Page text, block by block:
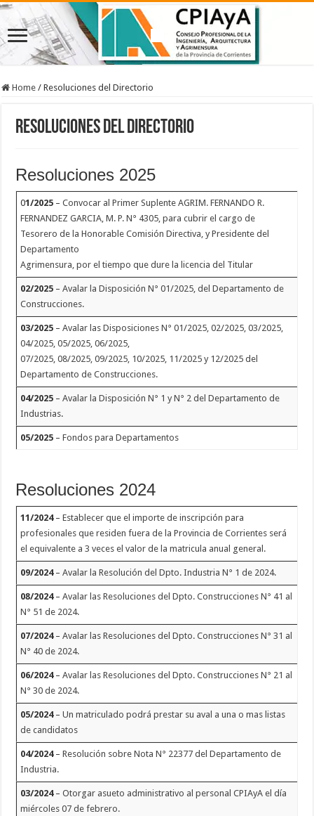
Home / Resoluciones del Directorio
Resoluciones del Directorio
Resoluciones 2025
01/2025 –Convocar al Primer Suplente AGRIM. FERNANDO R.
FERNANDEZ GARCIA, M. P. N° 4305, para cubrir el cargo de
Tesorero de la Honorable Comisión Directiva, y Presidente del
Departamento
Agrimensura, por el tiempo que dure la licencia del Titular
02/2025 –Avalar la Disposición N° 01/2025, del Departamento de
Construcciones.
03/2025 –Avalar las Disposiciones N° 01/2025, 02/2025, 03/2025,
04/2025, 05/2025, 06/2025,
07/2025, 08/2025, 09/2025, 10/2025, 11/2025 y 12/2025 del
Departamento de Construcciones.
04/2025 –Avalar la Disposición N° 1 y N° 2 del Departamento de
Industrias.
05/2025 –Fondos para Departamentos
Resoluciones 2024
11/2024–Establecer que el importe de inscripción para
profesionales que residen fuera de la Provincia de Corrientes será
el equivalente a 3 veces el valor de la matricula anual general.
09/2024–Avalar la Resolución del Dpto. Industria N° 1 de 2024.
08/2024–Avalar las Resoluciones del Dpto. Construcciones N° 41 al
N° 51 de 2024.
07/2024–Avalar las Resoluciones del Dpto. Construcciones N° 31 al
N° 40 de 2024.
06/2024–Avalar las Resoluciones del Dpto. Construcciones N° 21 al
N° 30 de 2024.
05/2024–Un matriculado podrá prestar su aval a una o mas listas
de candidatos
04/2024–Resolución sobre Nota N° 22377 del Departamento de
Industria.
03/2024–Otorgar asueto administrativo al personal CPIAyA el día
miércoles 07 de febrero.